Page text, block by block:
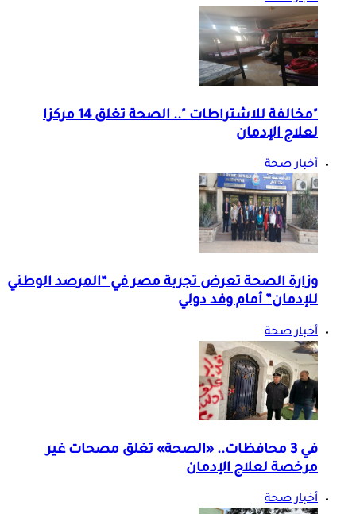
"مخالفة للاشتراطات ".. الصحة تغلق 14 مركزا
لعلاج الإدمان
أخبار صحة
وزارة الصحة تعرض تجربة مصر في “المرصد الوطني
للإدمان” أمام وفد دولي
أخبار صحة
في 3 محافظات.. «الصحة» تغلق مصحات غير
مرخصة لعلاج الإدمان
أخبار صحة